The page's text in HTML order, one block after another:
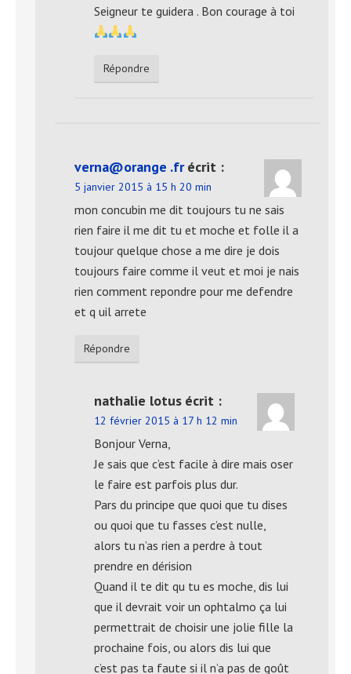
Seigneur te guidera . Bon courage à toi
Répondre
verna@orange .fr écrit :
5 janvier 2015 à 15 h 20 min
mon concubin me dit toujours tu ne sais
rien faire il me dit tu et moche et folle il a
toujour quelque chose a me dire je dois
toujours faire comme il veut et moi je nais
rien comment repondre pour me defendre
et q uil arrete
Répondre
nathalie lotus écrit :
12 février 2015 à 17 h 12 min
Bonjour Verna,
Je sais que c’est facile à dire mais oser
le faire est parfois plus dur.
Pars du principe que quoi que tu dises
ou quoi que tu fasses c’est nulle,
alors tu n’as rien a perdre à tout
prendre en dérision
Quand il te dit qu tu es moche, dis lui
que il devrait voir un ophtalmo ça lui
permettrait de choisir une jolie fille la
prochaine fois, ou alors dis lui que
c’est pas ta faute si il n’a pas de goût